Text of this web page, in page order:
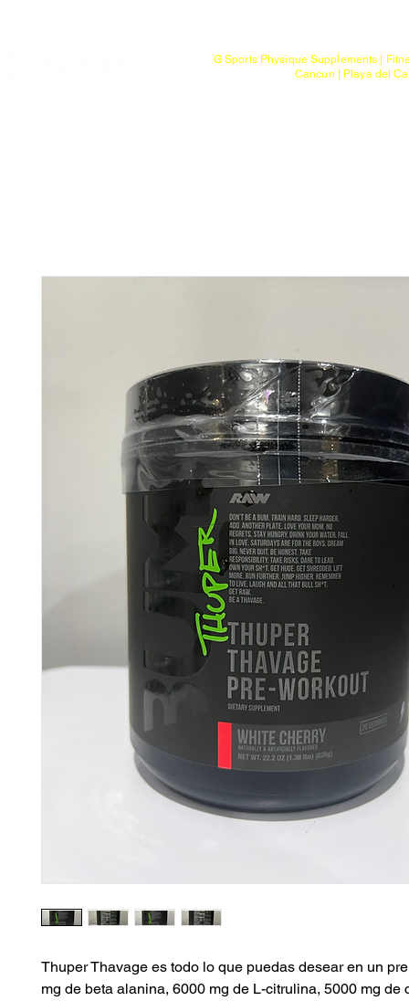
G Sports Physique Supplements |
Cancun | Playa del
Thuper Thavage es todo lo que puedas desear en un
mg de beta alanina, 6000 mg de L-citrulina, 5000 mg de